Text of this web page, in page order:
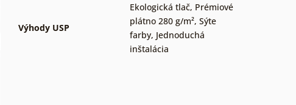
Výhody USP
Ekologická tlač, Prémiové
plátno 280 g/m², Sýte
farby, Jednoduchá
inštalácia